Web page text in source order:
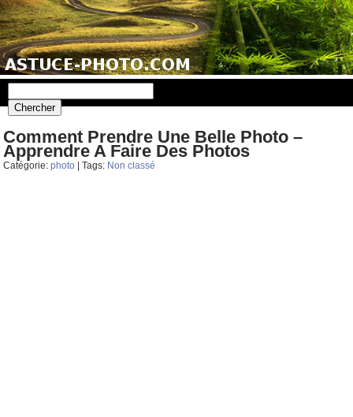
Comment Prendre Une Belle Photo –
Apprendre A Faire Des Photos
Catégorie: photo | Tags: Non classé